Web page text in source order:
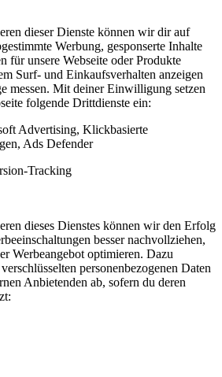
dieser Dienste können wir dir auf
Werbung, gesponserte Inhalte
für unsere Webseite oder Produkte
Surf- und Einkaufsverhalten anzeigen
messen. Mit deiner Einwilligung setzen
folgende Drittdienste ein:
Advertising, Klickbasierte
Ads Defender
Tracking
dieses Dienstes können wir den Erfolg
besser nachvollziehen,
Werbeangebot optimieren. Dazu
personenbezogenen Daten
Anbietenden ab, sofern du deren